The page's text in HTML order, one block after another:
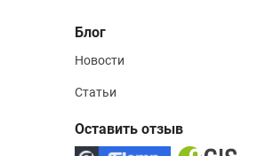
Блог
Новости
Статьи
Оставить отзыв